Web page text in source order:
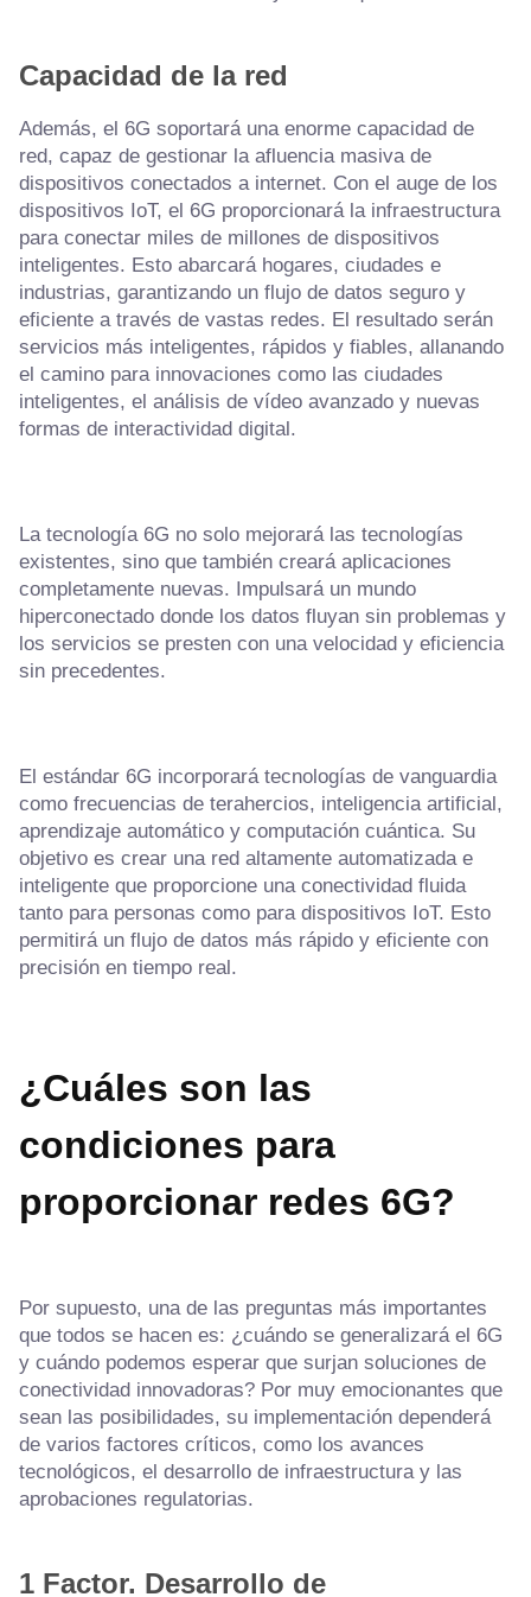
Capacidad de la red
Además, el 6G soportará una enorme capacidad de
red, capaz de gestionar la afluencia masiva de
dispositivos conectados a internet. Con el auge de los
dispositivos IoT, el 6G proporcionará la infraestructura
para conectar miles de millones de dispositivos
inteligentes. Esto abarcará hogares, ciudades e
industrias, garantizando un flujo de datos seguro y
eficiente a través de vastas redes. El resultado serán
servicios más inteligentes, rápidos y fiables, allanando
el camino para innovaciones como las ciudades
inteligentes, el análisis de vídeo avanzado y nuevas
formas de interactividad digital.
La tecnología 6G no solo mejorará las tecnologías
existentes, sino que también creará aplicaciones
completamente nuevas. Impulsará un mundo
hiperconectado donde los datos fluyan sin problemas y
los servicios se presten con una velocidad y eficiencia
sin precedentes.
El estándar 6G incorporará tecnologías de vanguardia
como frecuencias de terahercios, inteligencia artificial,
aprendizaje automático y computación cuántica. Su
objetivo es crear una red altamente automatizada e
inteligente que proporcione una conectividad fluida
tanto para personas como para dispositivos IoT. Esto
permitirá un flujo de datos más rápido y eficiente con
precisión en tiempo real.
¿Cuáles son las
condiciones para
proporcionar redes 6G?
Por supuesto, una de las preguntas más importantes
que todos se hacen es: ¿cuándo se generalizará el 6G
y cuándo podemos esperar que surjan soluciones de
conectividad innovadoras? Por muy emocionantes que
sean las posibilidades, su implementación dependerá
de varios factores críticos, como los avances
tecnológicos, el desarrollo de infraestructura y las
aprobaciones regulatorias.
1 Factor. Desarrollo de